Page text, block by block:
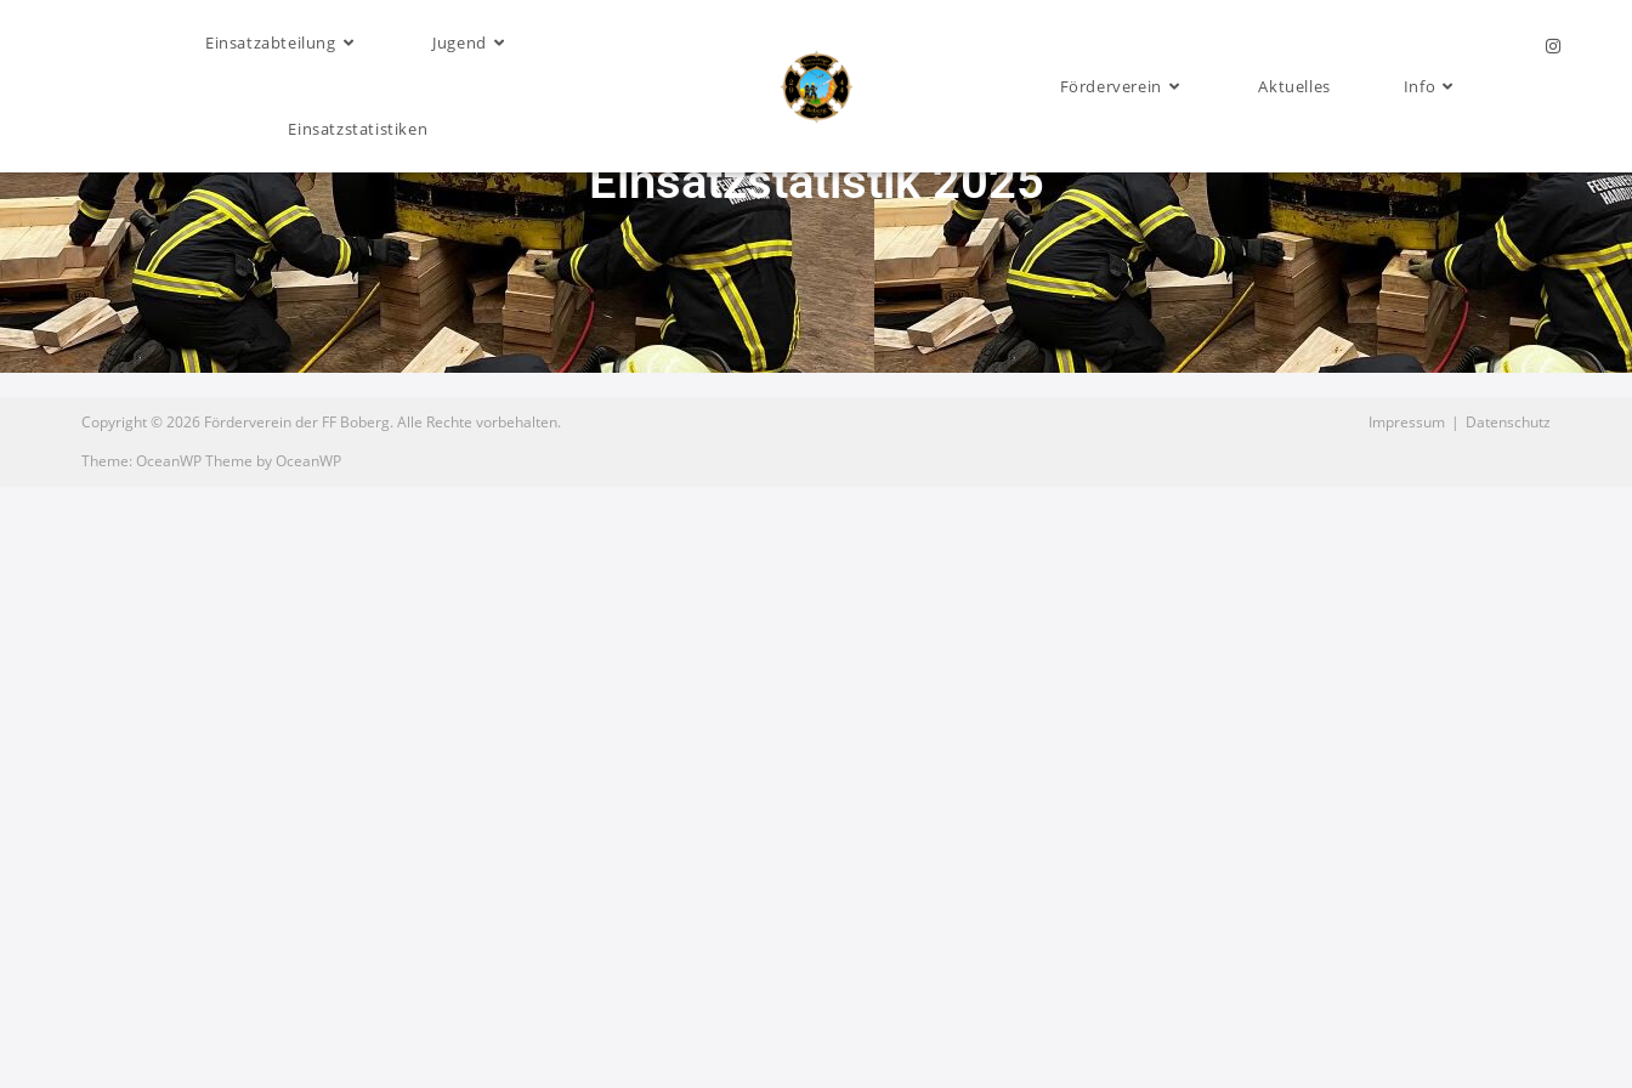
Einsatzabteilung Jugend
Einsatzstatistiken
Förderverein Aktuelles Info
Einsatzstatistik 2025
Impressum Datenschutz
Copyright © 2026 Förderverein der FF Boberg. Alle Rechte vorbehalten.
Theme: OceanWP Theme by OceanWP